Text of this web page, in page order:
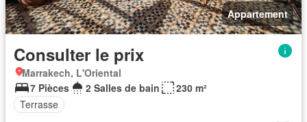
Appartement
Consulter le prix
Marrakech, L'Oriental
7 Pièces
2 Salles de bain
230 m²
Terrasse